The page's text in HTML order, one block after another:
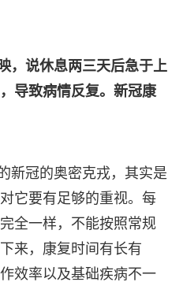
，说休息两三天后急于上
导致病情反复。新冠康
新冠的奥密克戎，其实是
它要有足够的重视。每
全一样，不能按照常规
来，康复时间有长有
效率以及基础疾病不一